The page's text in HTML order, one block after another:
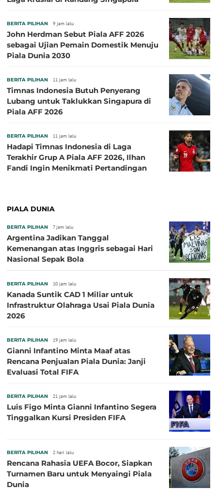
BERITA PILIHAN 9 jam lalu
John Herdman Sebut Piala AFF 2026
sebagai Ujian Pemain Domestik Menuju
Piala Dunia 2030
BERITA PILIHAN 11 jam lalu
Timnas Indonesia Butuh Penyerang
Lubang untuk Taklukkan Singapura di
Piala AFF 2026
BERITA PILIHAN 11 jam lalu
Hadapi Timnas Indonesia di Laga
Terakhir Grup A Piala AFF 2026, Ilhan
Fandi Ingin Menikmati Pertandingan
PIALA DUNIA
BERITA PILIHAN 7 jam lalu
Argentina Jadikan Tanggal
Kemenangan atas Inggris sebagai Hari
Nasional Sepak Bola
BERITA PILIHAN 10 jam lalu
Kanada Suntik CAD 1 Miliar untuk
Infrastruktur Olahraga Usai Piala Dunia
2026
BERITA PILIHAN 19 jam lalu
Gianni Infantino Minta Maaf atas
Rencana Penjualan Piala Dunia: Janji
Evaluasi Total FIFA
BERITA PILIHAN 21 jam lalu
Luis Figo Minta Gianni Infantino Segera
Tinggalkan Kursi Presiden FIFA
BERITA PILIHAN 2 hari lalu
Rencana Rahasia UEFA Bocor, Siapkan
Turnamen Baru untuk Menyaingi Piala
Dunia